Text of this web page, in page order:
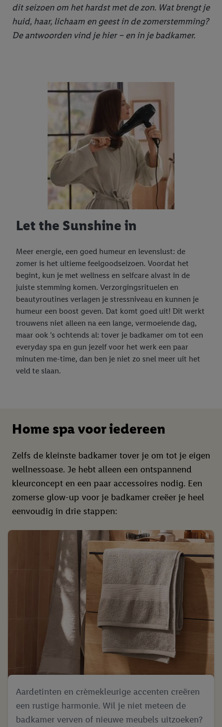
dit seizoen om het hardst met de zon. Wat brengt je
huid, haar, lichaam en geest in de zomerstemming?
De antwoorden vind je hier – en in je badkamer.
Let the Sunshine in
Meer energie, een goed humeur en levenslust: de
zomer is het ultieme feelgoodseizoen. Voordat het
begint, kun je met wellness en selfcare alvast in de
juiste stemming komen. Verzorgingsrituelen en
beautyroutines verlagen je stressniveau en kunnen je
humeur een boost geven. Dat komt goed uit! Dit werkt
trouwens niet alleen na een lange, vermoeiende dag,
maar ook 's ochtends al: tover je badkamer om tot een
everyday spa en gun jezelf voor het werk een paar
minuten me-time, dan ben je niet zo snel meer uit het
veld te slaan.
Home spa voor iedereen
Zelfs de kleinste badkamer tover je om tot je eigen
wellnessoase. Je hebt alleen een ontspannend
kleurconcept en een paar accessoires nodig. Een
zomerse glow-up voor je badkamer creëer je heel
eenvoudig in drie stappen:
Aardetinten en crèmekleurige accenten creëren
een rustige harmonie. Wil je niet meteen de
badkamer verven of nieuwe meubels uitzoeken?